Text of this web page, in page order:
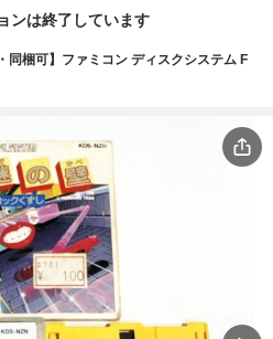
ンは終了しています
同梱可】ファミコン ディスクシステム F